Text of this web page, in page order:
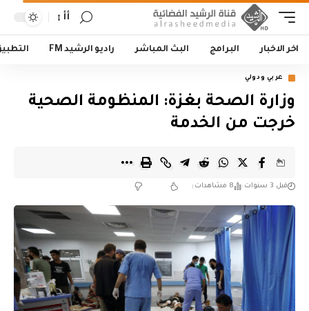
أأ
اخر الاخبار البرامج البث المباشر راديو الرشيد FM
عربي ودولي
وزارة الصحة بغزة: المنظومة الصحية
خرجت من الخدمة
قبل 3 سنوات 8 مشاهدات